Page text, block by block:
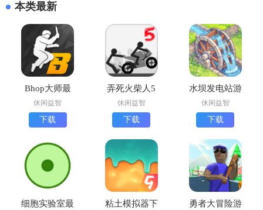
本类最新
Bhop大师最
新版下载
休闲益智
下载
弄死火柴人5
安卓版下载
(Stickman
Annihilation
休闲益智
下载
水坝发电站游
戏官方版
(Water Power
安装器)
休闲益智
下载
细胞实验室最
粘土模拟器下
勇者大冒险游